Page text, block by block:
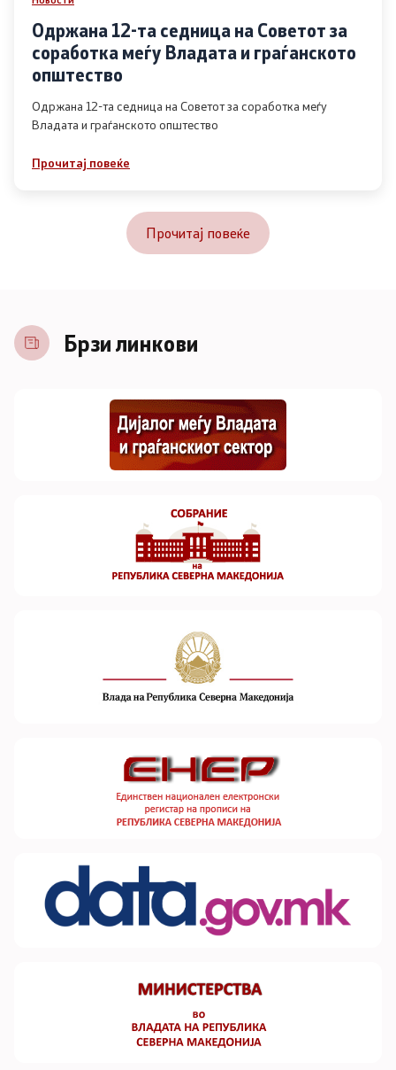
Одржана 12-та седница на Советот за
соработка меѓу Владата и граѓанското
општество
Одржана 12-та седница на Советот за соработка меѓу
Владата и граѓанското општество
Прочитај повеќе
Прочитај повеќе
Брзи линкови